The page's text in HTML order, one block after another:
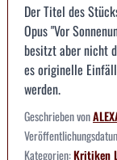
Der Titel des
Opus "Vor
besitzt aber nicht
es originelle
werden.
Geschrieben von
Kategorien:Kritiken